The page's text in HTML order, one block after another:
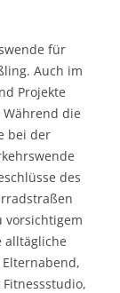
für
Auch im
Projekte
die
bei der
des
vorsichtigem
alltägliche